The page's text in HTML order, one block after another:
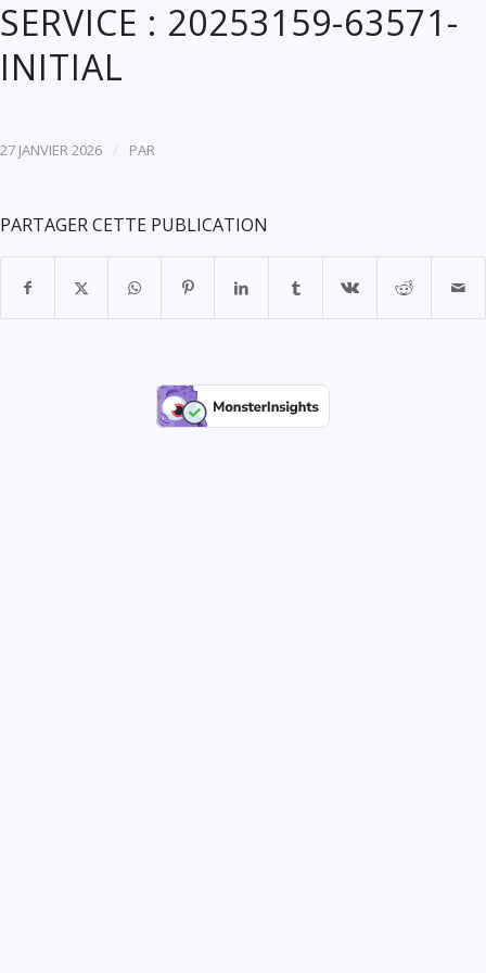
SERVICE : 20253159-63571-
INITIAL
27 JANVIER 2026 / PAR
PARTAGER CETTE PUBLICATION